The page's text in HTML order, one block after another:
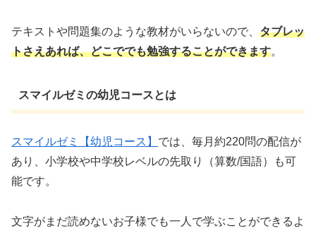
テキストや問題集のような教材がいらないので、 タブレッ
トさえあれば、どこででも勉強することができます。
スマイルゼミの幼児コースとは
スマイルゼミ【幼児コース】 では、毎月約220問の配信が
あり、小学校や中学校レベルの先取り（算数/国語）も可
能です。
文字がまだ読めないお子様でも一人で学ぶことができるよ